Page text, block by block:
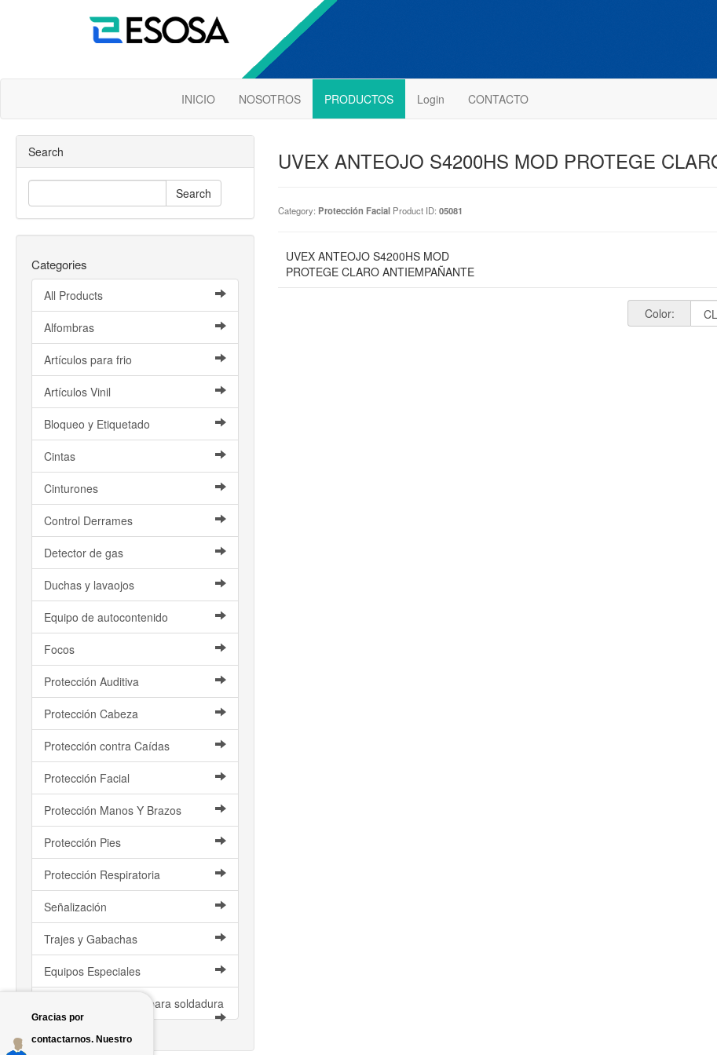
Gracias por
contactarnos. Nuestro
INICIO NOSOTROS PRODUCTOS Login CONTACTO
Search
Search
Categories
All Products
Alfombras
Artículos para frio
Artículos Vinil
Bloqueo y Etiquetado
Cintas
Cinturones
Control Derrames
Detector de gas
Duchas y lavaojos
Equipo de autocontenido
Focos
Protección Auditiva
Protección Cabeza
Protección contra Caídas
Protección Facial
Protección Manos Y Brazos
Protección Pies
Protección Respiratoria
Señalización
Trajes y Gabachas
Equipos Especiales
Artículos de Cuero y para soldadura
UVEX ANTEOJO S4200HS MOD PROTEGE
Category: Protección FacialProduct ID: 05081
UVEX ANTEOJO S4200HS MOD
PROTEGE CLARO ANTIEMPAÑANTE
Color: